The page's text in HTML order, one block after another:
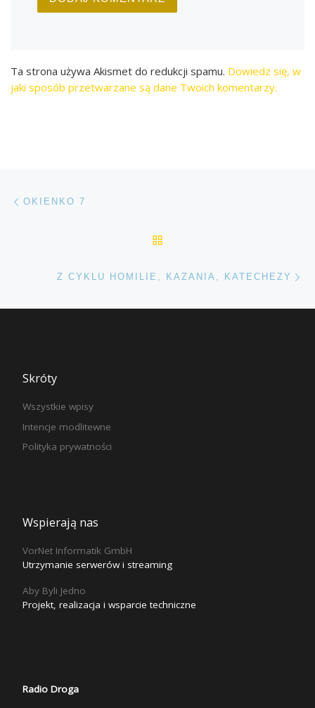
Ta strona używa Akismet do redukcji spamu. Dowiedz się, w
jaki sposób przetwarzane są dane Twoich komentarzy.
Przeglądanie Wpisów
OKIENKO 7
Z CYKLU HOMILIE, KAZANIA, KATECHEZY
Skróty
Wszystkie wpisy
Intencje modlitewne
Polityka prywatności
Wspierają nas
VorNet Informatik GmbH
Utrzymanie serwerów i streaming
Aby Byli Jedno
Projekt, realizacja i wsparcie techniczne
Radio Droga